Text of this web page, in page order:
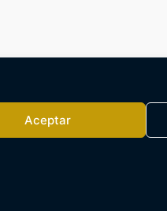
Aceptar
de septiembre de 2026
sobre los